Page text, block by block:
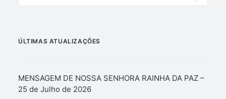
ÚLTIMAS ATUALIZAÇÕES
MENSAGEM DE NOSSA SENHORA RAINHA DA PAZ –
25 de Julho de 2026